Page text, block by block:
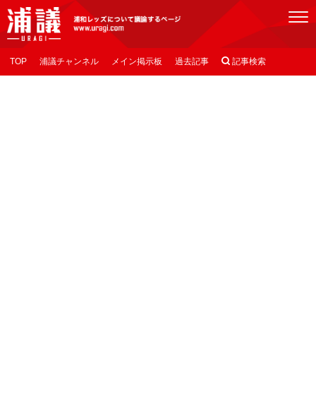
[浦議]浦和レッズについて議論するページ
TOP 浦議チャンネル メイン掲示板 過去記事  記事検索